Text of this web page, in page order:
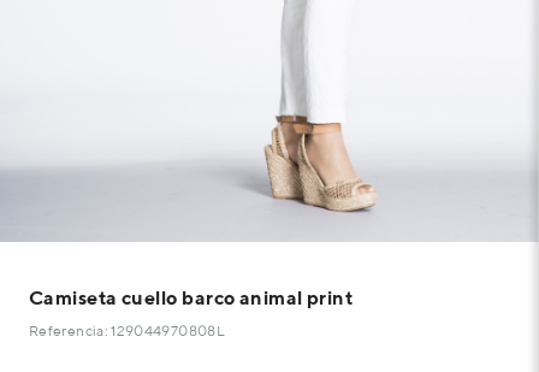
Camiseta cuello barco animal print
Referencia: 129044970808L